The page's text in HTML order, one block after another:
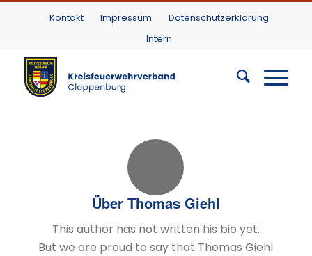
Kontakt Impressum
Datenschutzerklärung
Intern
Über Thomas Giehl
This author has not written his bio yet.
But we are proud to say that Thomas Giehl